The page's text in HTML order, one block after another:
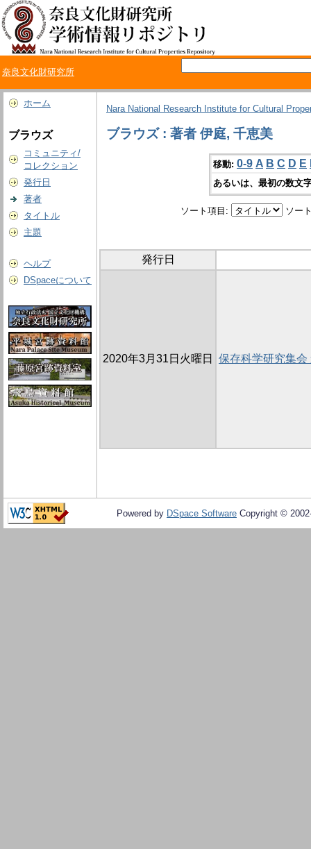
奈良文化財研究所
ホーム
ブラウズ
コミュニティ/
コレクション
発行日
著者
タイトル
主題
ヘルプ
DSpaceについて
Nara National Research Institute for Cultural
ブラウズ : 著者 伊庭, 千恵美
移動: 0-9 A B C D E
あるいは、最初の数文
ソート項目: ソー
発行日
2020年3月31日火曜日 保存科学研究集
Powered by DSpace Software Copyright ©